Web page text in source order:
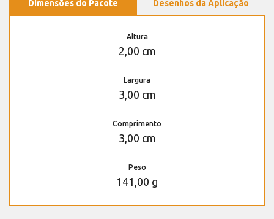
Dimensões do Pacote Desenhos da Aplicação
Altura
2,00 cm
Largura
3,00 cm
Comprimento
3,00 cm
Peso
141,00 g